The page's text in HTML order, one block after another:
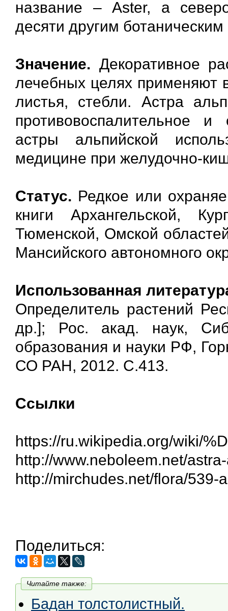
название – Aster, а
десяти другим
Значение. Декоративное
лечебных целях применяют
листья, стебли. Астра
противовоспалительное
астры альпийской
медицине при желудочно-
Статус. Редкое или
книги Архангельской,
Тюменской, Омской
Мансийского автономного
Использованная
Определитель растений
др.]; Рос. акад. наук,
образования и науки РФ,
СО РАН, 2012. С.413.
Ссылки
https://ru.wikipedia.org/wiki/
http://www.neboleem.net/
http://mirchudes.net/flora/539-
Поделиться:
Читайте также:
Бадан толстолистный.